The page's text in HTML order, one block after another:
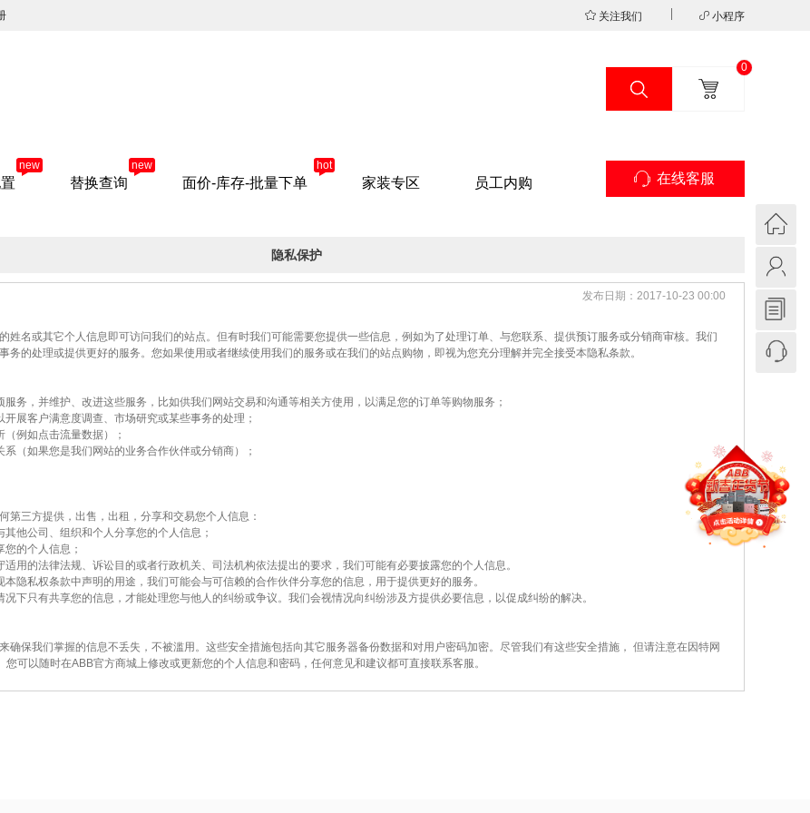
关注我们 小程序
0
new
替换查询
new
面价-库存-批量下单
hot
家装专区 员工内购 在线客服
隐私保护
发布日期：2017-10-23 00:00
姓名或其它个人信息即可访问我们的站点。但有时我们可能需要您提供一些信息，例如为了处理订单、与您联系、提供预订服务或分销商审核。我们
务的处理或提供更好的服务。您如果使用或者继续使用我们的服务或在我们的站点购物，即视为您充分理解并完全接受本隐私条款。
服务，并维护、改进这些服务，比如供我们网站交易和沟通等相关方使用，以满足您的订单等购物服务；
开展客户满意度调查、市场研究或某些事务的处理；
（例如点击流量数据）；
系（如果您是我们网站的业务合作伙伴或分销商）；
第三方提供，出售，出租，分享和交易您个人信息：
其他公司、组织和个人分享您的个人信息；
您的个人信息；
适用的法律法规、诉讼目的或者行政机关、司法机构依法提出的要求，我们可能有必要披露您的个人信息。
本隐私权条款中声明的用途，我们可能会与可信赖的合作伙伴分享您的信息，用于提供更好的服务。
况下只有共享您的信息，才能处理您与他人的纠纷或争议。我们会视情况向纠纷涉及方提供必要信息，以促成纠纷的解决。
确保我们掌握的信息不丢失，不被滥用。这些安全措施包括向其它服务器备份数据和对用户密码加密。尽管我们有这些安全措施， 但请注意在因特网
您可以随时在ABB官方商城上修改或更新您的个人信息和密码，任何意见和建议都可直接联系客服。